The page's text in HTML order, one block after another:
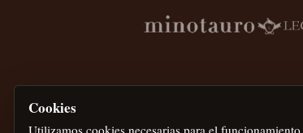
Cookies
Utilizamos cookies necesarias para el